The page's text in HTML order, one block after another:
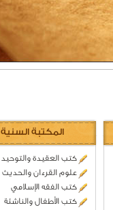
المكتبة السنية
كتب العقيدة والتوحيد
علوم القرءان والحديث
كتب الفقه الإسلامي
كتب الأطفال والناشئة